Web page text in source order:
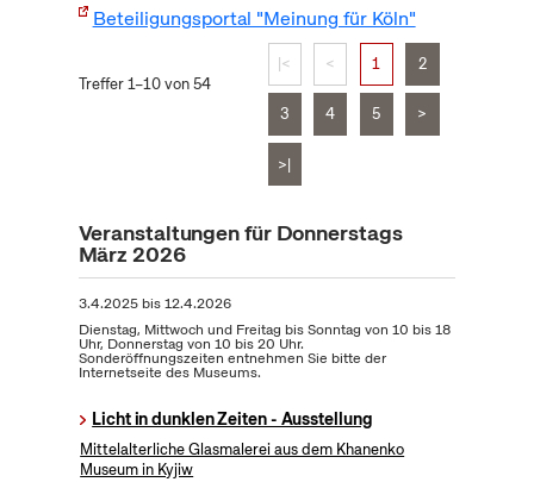
Beteiligungsportal "Meinung für Köln"
Treffer 1–10 von 54
|< < 1 2
3 4 5 >
>|
Veranstaltungen für Donnerstags
März 2026
3.4.2025bis12.4.2026
Dienstag, Mittwoch und Freitag bis Sonntag von 10 bis 18
Uhr, Donnerstag von 10 bis 20 Uhr.
Sonderöffnungszeiten entnehmen Sie bitte der
Internetseite des Museums.
Licht in dunklen Zeiten - Ausstellung
Mittelalterliche Glasmalerei aus dem Khanenko
Museum in Kyjiw